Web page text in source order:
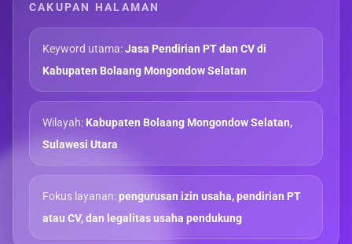
CAKUPAN HALAMAN
Keyword utama:Jasa Pendirian PT dan CV di
Kabupaten Bolaang Mongondow Selatan
Wilayah: Kabupaten Bolaang Mongondow Selatan,
Sulawesi Utara
Fokus layanan:pengurusan izin usaha, pendirian PT
atau CV, dan legalitas usaha pendukung